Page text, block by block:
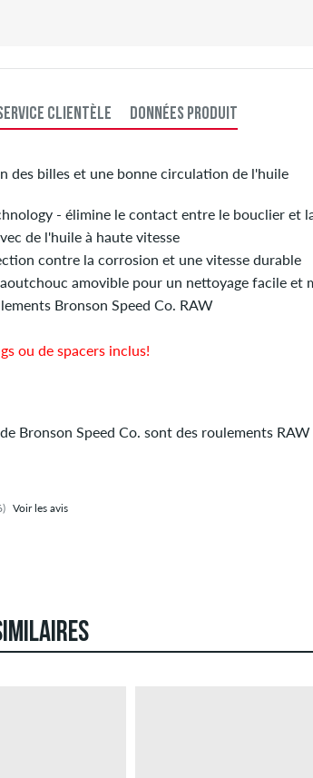
CLIENTÈLE DONNÉES PRODUIT
des billes et une bonne circulation de l'huile
- élimine le contact entre le bouclier et
de l'huile à haute vitesse
contre la corrosion et une vitesse durable
amovible pour un nettoyage facile et
Bronson Speed Co. RAW
ou de spacers inclus!
Bronson Speed Co. sont des roulements RAW
Voir les avis